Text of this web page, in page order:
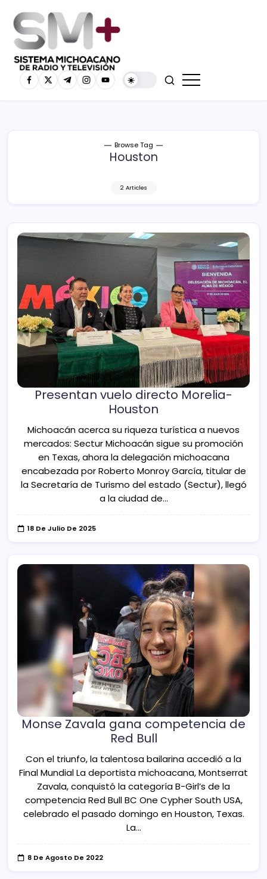
Browse Tag
Houston
2 Articles
Presentan vuelo directo Morelia-
Houston
Michoacán acerca su riqueza turística a nuevos
mercados: Sectur Michoacán sigue su promoción
en Texas, ahora la delegación michoacana
encabezada por Roberto Monroy García, titular de
la Secretaría de Turismo del estado (Sectur), llegó
a la ciudad de…
18 De Julio De 2025
Monse Zavala gana competencia de
Red Bull
Con el triunfo, la talentosa bailarina accedió a la
Final Mundial La deportista michoacana, Montserrat
Zavala, conquistó la categoría B-Girl’s de la
competencia Red Bull BC One Cypher South USA,
celebrado el pasado domingo en Houston, Texas.
La…
8 De Agosto De 2022